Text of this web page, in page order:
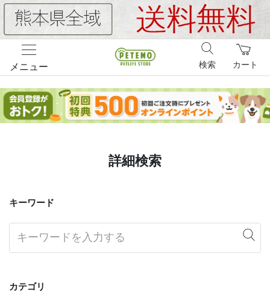
メニュー カート
検索
詳細検索
キーワード
カテゴリ